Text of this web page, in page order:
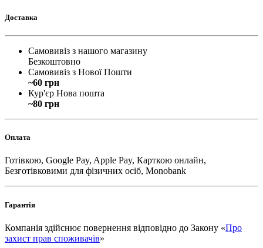
Доставка
Самовивіз з нашого магазину
Безкоштовно
Самовивіз з Нової Пошти
~60 грн
Кур'єр Нова пошта
~80 грн
Оплата
Готівкою, Google Pay, Apple Pay, Карткою онлайн,
Безготівковими для фізичних осіб, Monobank
Гарантія
Компанія здійснює повернення відповідно до Закону «Про
захист прав споживачів»